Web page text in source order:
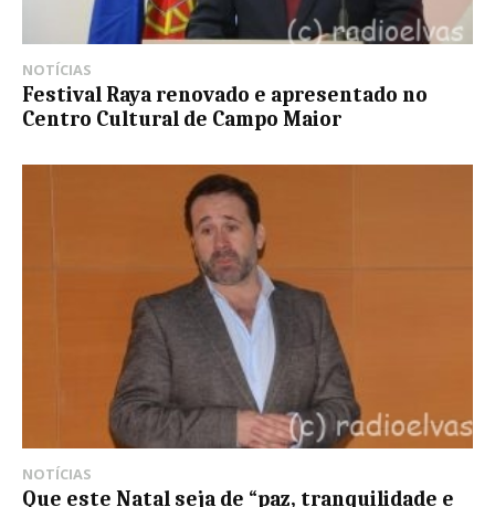
NOTÍCIAS
Festival Raya renovado e apresentado no
Centro Cultural de Campo Maior
NOTÍCIAS
Que este Natal seja de “paz, tranquilidade e